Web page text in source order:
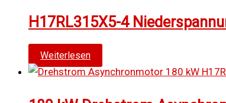
H17RL315X5-4
Weiterlesen